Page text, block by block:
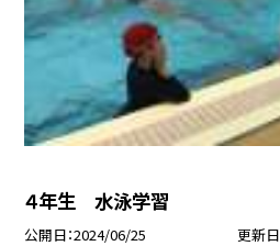
４年生 水泳学習
公開日 2024/06/25 更新日